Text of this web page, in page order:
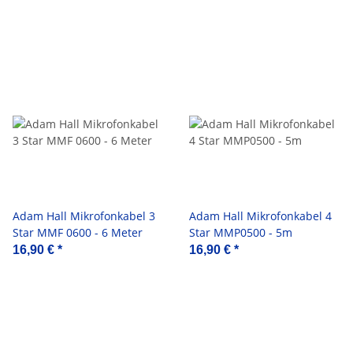
Adam Hall Mikrofonkabel 3
Star MMF 0600 - 6 Meter
16,90 € *
Adam Hall Mikrofonkabel 4
Star MMP0500 - 5m
16,90 € *